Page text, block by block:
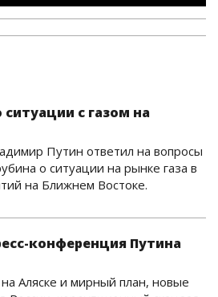
с газом на
Путин ответил на вопросы
о ситуации на рынке газа в
на Ближнем Востоке.
конференция Путина
Аляске и мирный план, новые